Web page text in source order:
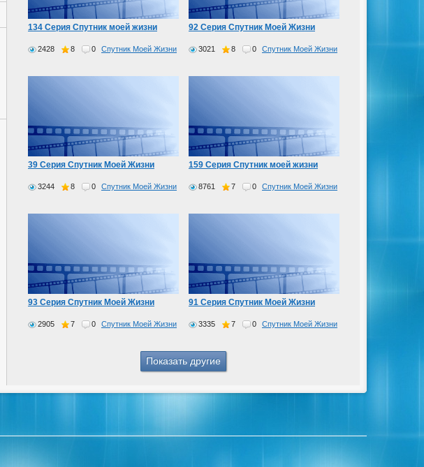
134 Серия Спутник моей жизни
2428 8 0 Спутник Моей Жизни
92 Серия Спутник Моей Жизни
3021 8 0 Спутник Моей Жизни
39 Серия Спутник Моей Жизни
3244 8 0 Спутник Моей Жизни
159 Серия Спутник моей жизни
8761 7 0 Спутник Моей Жизни
93 Серия Спутник Моей Жизни
2905 7 0 Спутник Моей Жизни
91 Серия Спутник Моей Жизни
3335 7 0 Спутник Моей Жизни